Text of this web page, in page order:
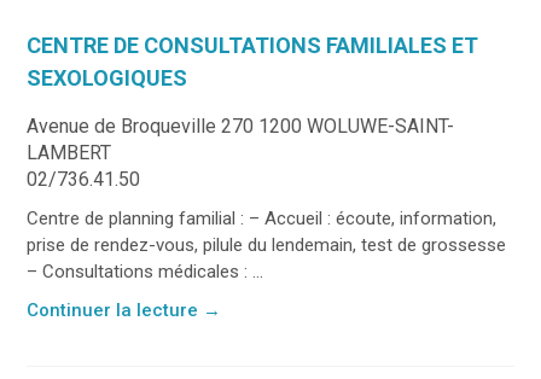
CENTRE DE CONSULTATIONS FAMILIALES ET
SEXOLOGIQUES
Avenue de Broqueville 270 1200 WOLUWE-SAINT-
LAMBERT
02/736.41.50
Centre de planning familial : – Accueil : écoute, information,
prise de rendez-vous, pilule du lendemain, test de grossesse
– Consultations médicales : ...
Continuer la lecture →